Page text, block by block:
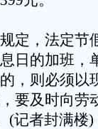
，法定节
日的加班，
，则必须以
要及时向劳
(记者封满楼)